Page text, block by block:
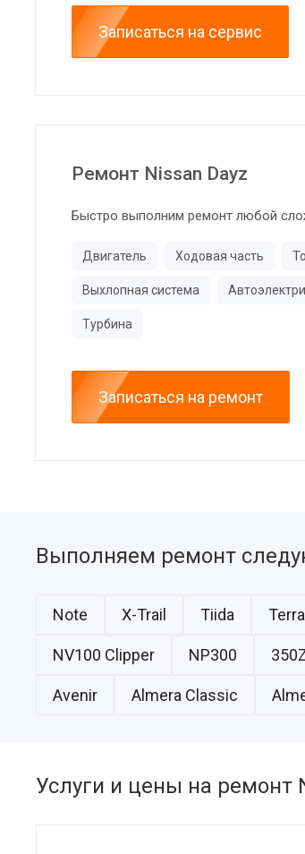
Записаться на сервис
Ремонт Nissan Dayz
Быстро выполним ремонт любой
Двигатель Ходовая часть
Выхлопная система
Турбина
Записаться на ремонт
Выполняем ремонт
Note X-Trail Tiida
NV100 Clipper NP300
Avenir Almera Classic
Услуги и цены на ремонт